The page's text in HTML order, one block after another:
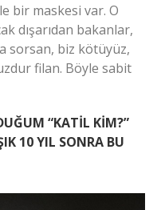
bir maskesi var. O
dışarıdan bakanlar,
sorsan, biz kötüyüz,
filan. Böyle sabit
“KATİL KİM?”
10 YIL SONRA BU